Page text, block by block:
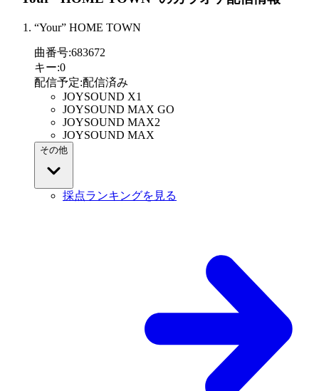
“Your” HOME TOWN
曲番号:683672
キー:0
配信予定:配信済み
JOYSOUND X1
JOYSOUND MAX GO
JOYSOUND MAX2
JOYSOUND MAX
その他
採点ランキングを見る